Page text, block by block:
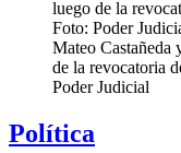
Mateo Castañeda
de la revocatoria
Poder Judicial
Política